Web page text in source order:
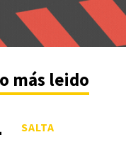
más leido
SALTA